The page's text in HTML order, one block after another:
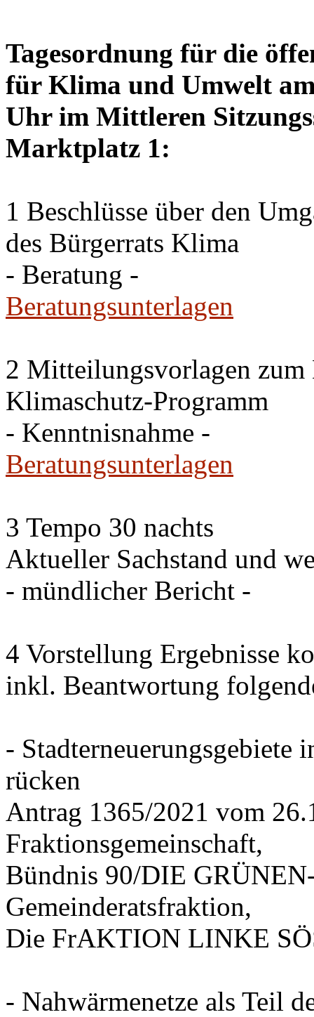
Tagesordnung für die
für Klima und Umwelt
Uhr im Mittleren
Marktplatz 1:
1 Beschlüsse über den
des Bürgerrats Klima
- Beratung -
Beratungsunterlagen
2 Mitteilungsvorlagen zum
Klimaschutz-Programm
- Kenntnisnahme -
Beratungsunterlagen
3 Tempo 30 nachts
Aktueller Sachstand und
- mündlicher Bericht -
4 Vorstellung Ergebnisse
inkl. Beantwortung
- Stadterneuerungsgebiete
rücken
Antrag 1365/2021 vom
Fraktionsgemeinschaft,
Bündnis 90/DIE
Gemeinderatsfraktion,
Die FrAKTION LINKE
- Nahwärmenetze als Teil